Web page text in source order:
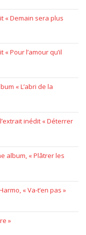
« Demain sera plus
Pour l’amour qu’il
« L’abri de la
inédit « Déterrer
album, « Plâtrer les
« Va-t’en pas »
»